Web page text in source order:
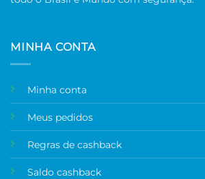
MINHA CONTA
Minha conta
Meus pedidos
Regras de cashback
Saldo cashback